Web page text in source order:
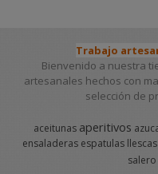
Trabajo
Bienvenido a nuestra
artesanales hechos con
selección de
aceitunas aperitivos
ensaladeras espatulas llescas
salero